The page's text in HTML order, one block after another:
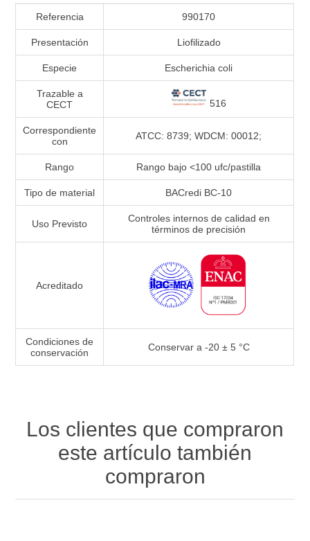
Referencia 990170
Presentación Liofilizado
Especie Escherichia coli
Trazable a
CECT
516
Correspondiente
con
ATCC: 8739; WDCM: 00012;
Rango Rango bajo <100 ufc/pastilla
Tipo de material BACredi BC-10
Uso Previsto
Controles internos de calidad en
términos de precisión
Acreditado
Condiciones de
conservación
Conservar a -20 ± 5 °C
Los clientes que compraron
este artículo también
compraron